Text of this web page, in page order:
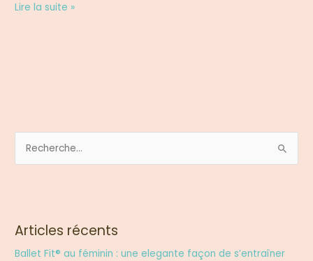
Lire la suite »
e
Articles récents
Ballet Fit® au féminin : une elegante façon de s’entraîner